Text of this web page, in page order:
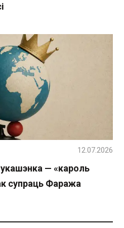
— «кароль
супраць Фаража
12.07.2026